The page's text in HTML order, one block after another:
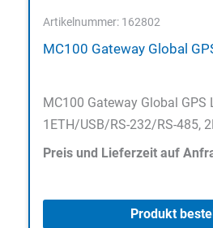
Artikelnummer: 162802
MC100 Gateway Global
MC100 Gateway Global GPS
1ETH/USB/RS-232/RS-485,
Preis und Lieferzeit auf
Produkt